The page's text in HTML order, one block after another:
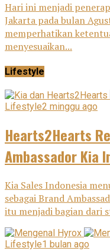
Hari ini menjadi
Jakarta pada bulan
memperhatikan
menyesuaikan...
Lifestyle
Lifestyle2 minggu ago
Hearts2Hearts
Ambassador Kia
Kia Sales Indonesia
sebagai Brand
itu menjadi bagian dari
Lifestyle1 bulan ago